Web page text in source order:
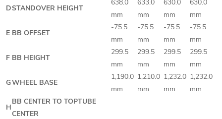
DSTANDOVER HEIGHT
638.0
mm
633.0
mm
630.0
mm
630.0
mm
E BB OFFSET
-75.5
mm
-75.5
mm
-75.5
mm
-75.5
mm
F BB HEIGHT
299.5
mm
299.5
mm
299.5
mm
299.5
mm
GWHEEL BASE
1,190.0
mm
1,210.0
mm
1,232.0
mm
1,232.0
mm
H
BB CENTER TO TOPTUBE
CENTER